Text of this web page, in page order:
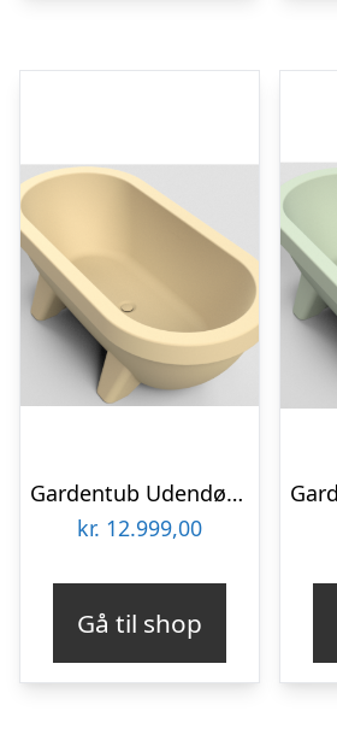
Gardentub Udendørs badekar i polyethylene 194 x 94 cm – Sand
kr. 12.999,00
Gå til shop